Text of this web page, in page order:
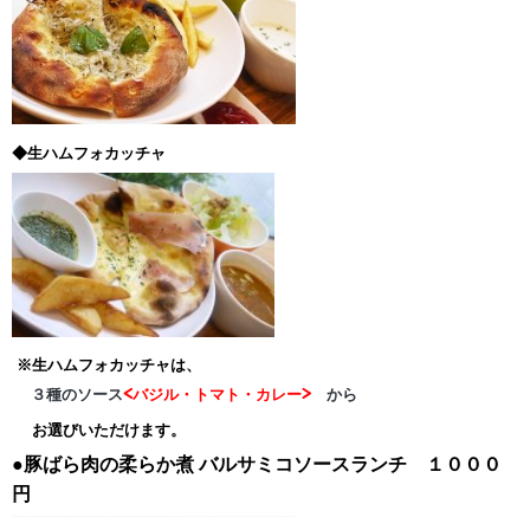
◆生ハムフォカッチャ
※生ハムフォカッチャは、
３種のソース<バジル・トマト・カレー> から
お選びいただけます。
●豚ばら肉の柔らか煮バルサミコソースランチ １０００
円